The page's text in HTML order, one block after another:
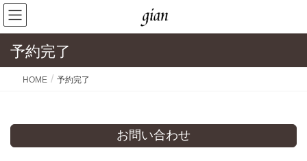
予約完了
HOME 予約完了
お問い合わせ